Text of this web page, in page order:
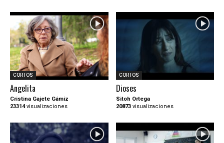
CORTOS
Angelita
Cristina Gajete Gámiz
23314visualizaciones
CORTOS
Dioses
Sitoh Ortega
20873visualizaciones